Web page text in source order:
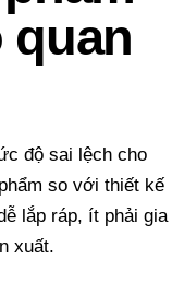
quan
độ sai lệch cho
so với thiết kế
lắp ráp, ít phải gia
xuất.